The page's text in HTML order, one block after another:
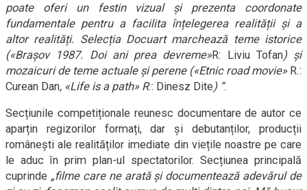
poate oferi un festin vizual și prezenta coordonate
fundamentale pentru a facilita înțelegerea realității și a
altor realități. Selecția Docuart marchează teme istorice
(«Brașov 1987. Doi ani prea devreme»R: Liviu Tofan) și
mozaicuri de teme actuale și perene («Etnic road movie» R.:
Curean Dan, «Life is a path» R.: Dinesz Dite) ”.
Secțiunile competiționale reunesc documentare de autor ce
aparțin regizorilor formați, dar și debutanților, producții
românești ale realităților imediate din viețile noastre pe care
le aduc în prim plan-ul spectatorilor. Secțiunea principală
cuprinde „filme care ne arată și documentează adevărul de